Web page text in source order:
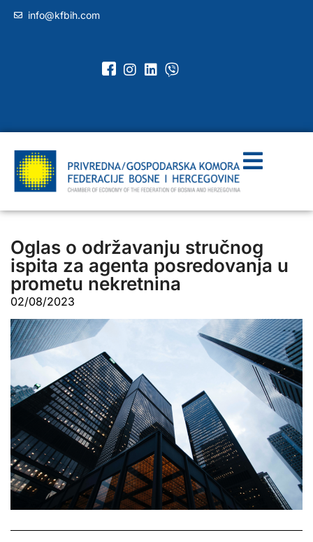
info@kfbih.com
Oglas o održavanju stručnog
ispita za agenta posredovanja u
prometu nekretnina
02/08/2023